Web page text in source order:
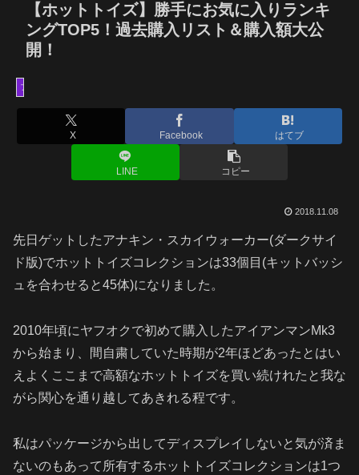
【ホットトイズ】勝手にお気に入りランキ
ングTOP5！過去購入リスト＆購入額大公
開！
フィギュア
X Facebook はてブ
LINE コピー
2018.11.08
先日ゲットしたアナキン・スカイウォーカー(ダークサイ
ド版)でホットトイズコレクションは33個目(キットバッシ
ュを合わせると45体)になりました。
2010年頃にヤフオクで初めて購入したアイアンマンMk3
から始まり、間自粛していた時期が2年ほどあったとはい
えよくここまで高額なホットトイズを買い続けれたと我な
がら関心を通り越してあきれる程です。
私はパッケージから出してディスプレイしないと気が済ま
ないのもあって所有するホットトイズコレクションは1つ